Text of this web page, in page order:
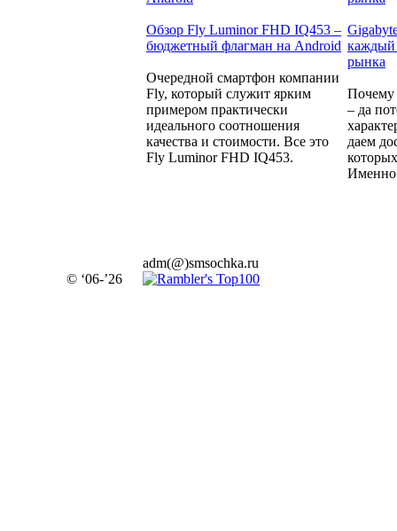
Обзор Fly Luminor FHD IQ453 –
бюджетный флагман на Android
Очередной смартфон компании
Fly, который служит ярким
примером практически
идеального соотношения
качества и стоимости. Все это
Fly Luminor FHD IQ453.
каждый
рынка
Почему
– да
даем
Именно
© ‘06-’26
adm(@)smsochka.ru